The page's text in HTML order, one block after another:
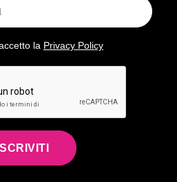
la Privacy Policy
ISCRIVITI